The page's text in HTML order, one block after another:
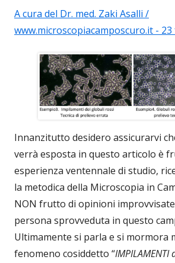
A cura del Dr. med. Zaki Asalli /
www.microscopiacamposcuro.it -
Innanzitutto desidero assicurarvi
verrà esposta in questo articolo è
esperienza ventennale di studio,
la metodica della Microscopia in
NON frutto di opinioni
persona sprovveduta in questo
Ultimamente si parla e si mormora
fenomeno cosiddetto “